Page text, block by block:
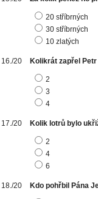
20 stříbrných
30 stříbrných
10 zlatých
Kolikrát zapřel
2
3
4
Kolik lotrů bylo
2
4
6
Kdo pohřbil Pána